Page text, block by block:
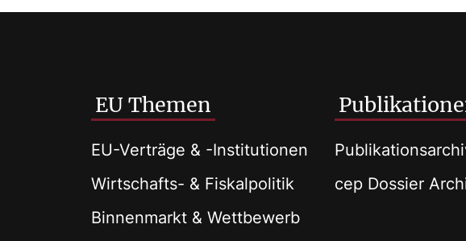
EU Themen
EU-Verträge & -Institutionen
Wirtschafts- & Fiskalpolitik
Binnenmarkt & Wettbewerb
cep Dossier